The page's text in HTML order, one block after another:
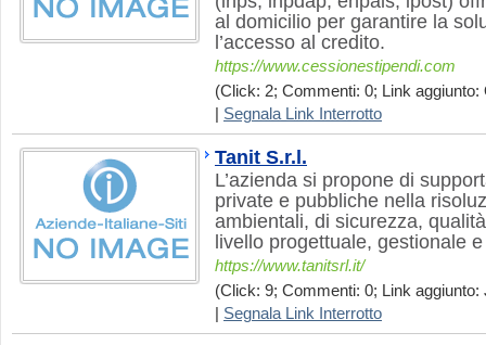
al domicilio per garantire la
l’accesso al credito.
https://www.cessionestipendi.com
(Click: 2; Commenti: 0; Link aggiunto:
Segnala Link Interrotto
Tanit S.r.l.
L’azienda si propone di
private e pubbliche nella
ambientali, di sicurezza,
livello progettuale, gestionale
https://www.tanitsrl.it/
(Click: 9; Commenti: 0; Link aggiunto:
Segnala Link Interrotto